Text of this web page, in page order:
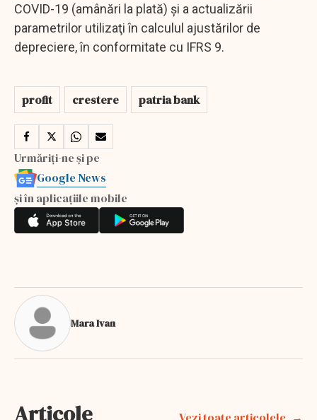
COVID-19 (amânări la plată) şi a actualizării
parametrilor utilizaţi în calculul ajustărilor de
depreciere, în conformitate cu IFRS 9.
profit crestere patria bank
Urmăriți-ne și pe
Google News
și în aplicațiile mobile
Mara Ivan
Articole Vezi toate articolele